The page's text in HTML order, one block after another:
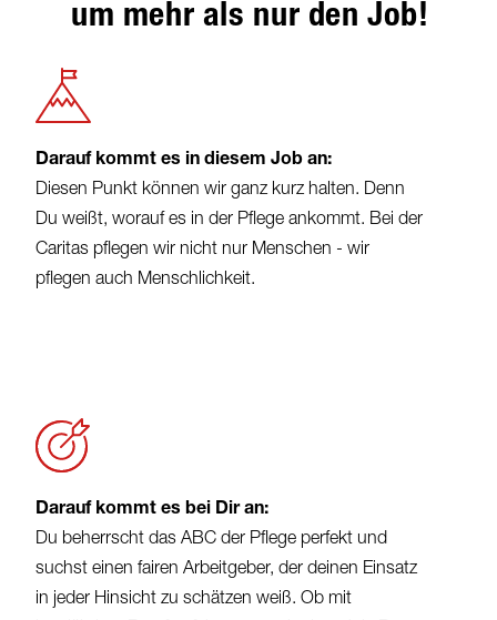
um mehr als nur den Job!
Darauf kommt es in diesem Job an:
Diesen Punkt können wir ganz kurz halten. Denn
Du weißt, worauf es in der Pflege ankommt. Bei der
Caritas pflegen wir nicht nur Menschen - wir
pflegen auch Menschlichkeit.
Darauf kommt es bei Dir an:
Du beherrscht das ABC der Pflege perfekt und
suchst einen fairen Arbeitgeber, der deinen Einsatz
in jeder Hinsicht zu schätzen weiß. Ob mit